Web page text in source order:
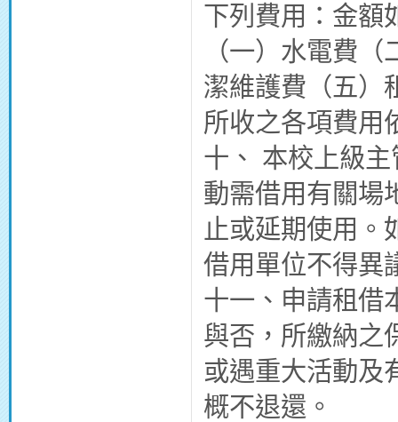
下列費用：金額
（一）水電費
潔維護費（五）
所收之各項費用
十、 本校上級
動需借用有關場
止或延期使用。
借用單位不得異
十一、申請租借
與否，所繳納之
或遇重大活動及
概不退還。